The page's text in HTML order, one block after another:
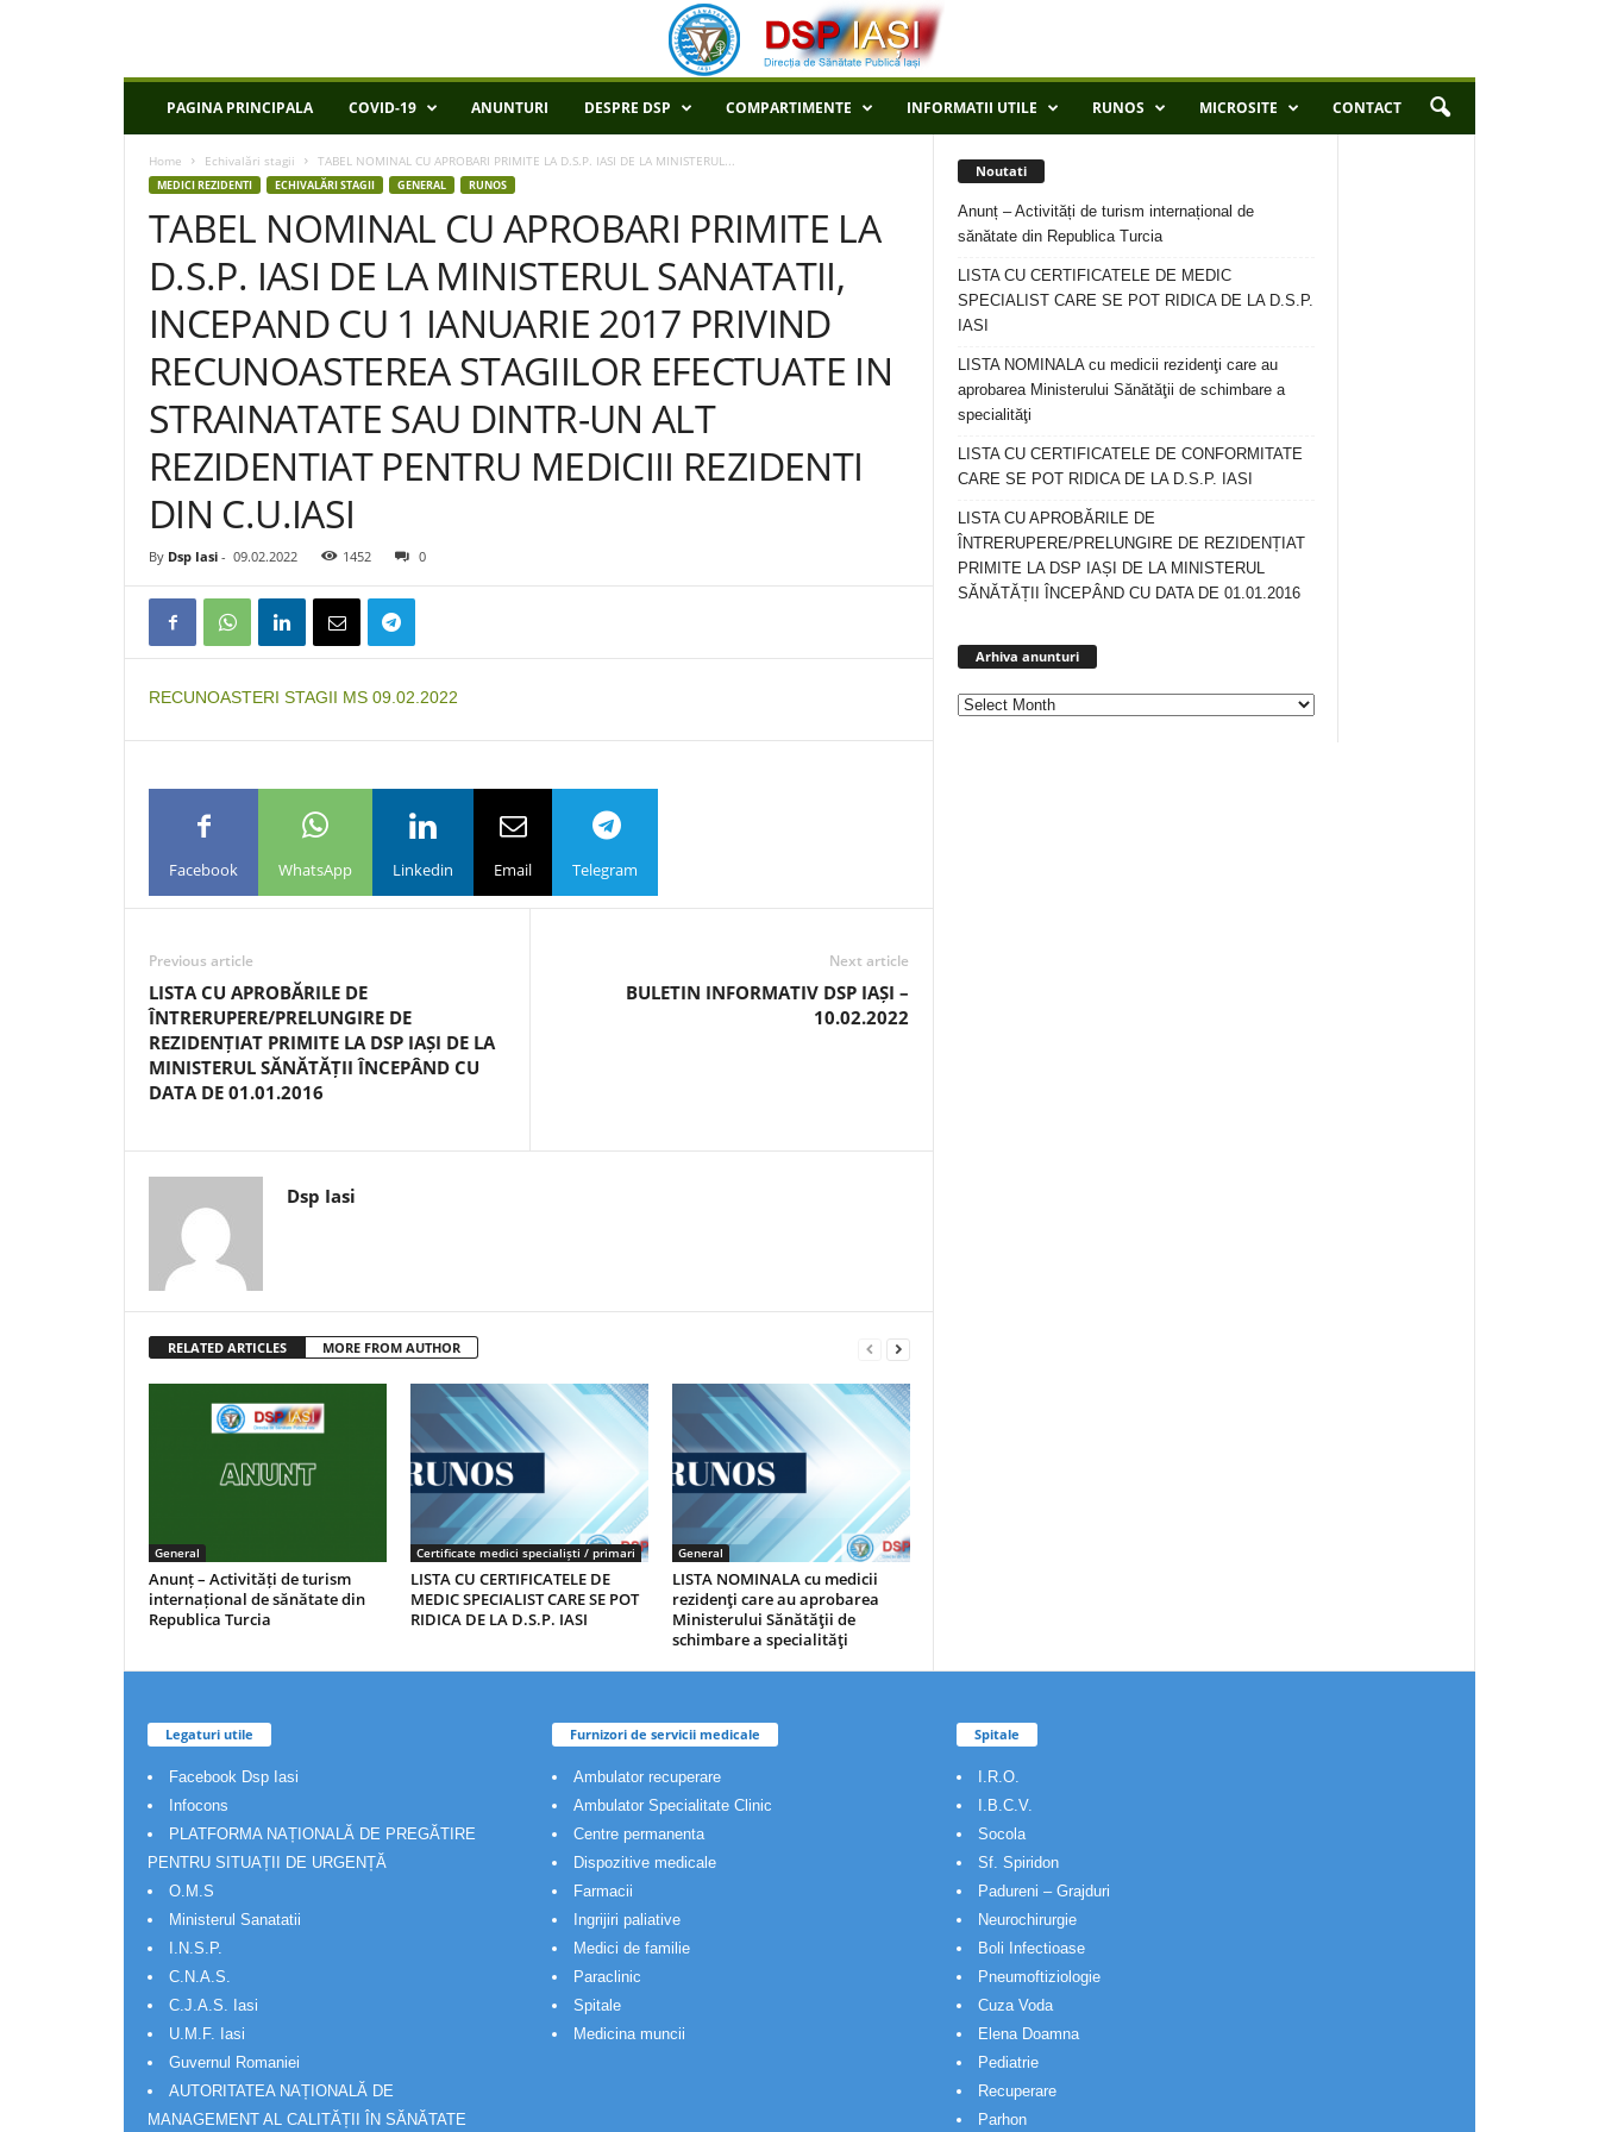
P
PAGINA PRINCIPALA COVID-19 ANUNTURI DESPRE DSP COMPARTIMENTE INFORMATII UTILE RUNOS MICROSITE CONTACT
Home Echivalări stagii TABEL NOMINAL CU APROBARI PRIMITE LA D.S.P. IASI DE LA MINISTERUL...
MEDICI REZIDENTI ECHIVALĂRI STAGII GENERAL RUNOS
TABEL NOMINAL CU APROBARI PRIMITE LA
D.S.P. IASI DE LA MINISTERUL SANATATII,
INCEPAND CU 1 IANUARIE 2017 PRIVIND
RECUNOASTEREA STAGIILOR EFECTUATE IN
STRAINATATE SAU DINTR-UN ALT
REZIDENTIAT PENTRU MEDICIII REZIDENTI
DIN C.U.IASI
By Dsp Iasi - 09.02.2022 1452 0
RECUNOASTERI STAGII MS 09.02.2022
Facebook WhatsApp Linkedin Email Telegram
Previous article
LISTA CU APROBĂRILE DE
ÎNTRERUPERE/PRELUNGIRE DE
REZIDENȚIAT PRIMITE LA DSP IAȘI DE LA
MINISTERUL SĂNĂTĂȚII ÎNCEPÂND CU
DATA DE 01.01.2016
Next article
BULETIN INFORMATIV DSP IAȘI –
10.02.2022
Dsp Iasi
RELATED ARTICLES MORE FROM AUTHOR
General
Anunț – Activități de turism
internațional de sănătate din
Republica Turcia
Certificate medici specialiști / primari
LISTA CU CERTIFICATELE DE
MEDIC SPECIALIST CARE SE POT
RIDICA DE LA D.S.P. IASI
General
LISTA NOMINALA cu medicii
rezidenţi care au aprobarea
Ministerului Sănătăţii de
schimbare a specialităţi
Noutati
Anunț – Activități de turism internațional de
sănătate din Republica Turcia
LISTA CU CERTIFICATELE DE MEDIC
SPECIALIST CARE SE POT RIDICA DE LA D.S.P.
IASI
LISTA NOMINALA cu medicii rezidenţi care au
aprobarea Ministerului Sănătăţii de schimbare a
specialităţi
LISTA CU CERTIFICATELE DE CONFORMITATE
CARE SE POT RIDICA DE LA D.S.P. IASI
LISTA CU APROBĂRILE DE
ÎNTRERUPERE/PRELUNGIRE DE REZIDENȚIAT
PRIMITE LA DSP IAȘI DE LA MINISTERUL
SĂNĂTĂȚII ÎNCEPÂND CU DATA DE 01.01.2016
Arhiva anunturi
Legaturi utile
Facebook Dsp Iasi
Infocons
PLATFORMA NAȚIONALĂ DE PREGĂTIRE
PENTRU SITUAȚII DE URGENȚĂ
O.M.S
Ministerul Sanatatii
I.N.S.P.
C.N.A.S.
C.J.A.S. Iasi
U.M.F. Iasi
Guvernul Romaniei
AUTORITATEA NAȚIONALĂ DE
MANAGEMENT AL CALITĂȚII ÎN SĂNĂTATE
Furnizori de servicii medicale
Ambulator recuperare
Ambulator Specialitate Clinic
Centre permanenta
Dispozitive medicale
Farmacii
Ingrijiri paliative
Medici de familie
Paraclinic
Spitale
Medicina muncii
Spitale
I.R.O.
I.B.C.V.
Socola
Sf. Spiridon
Padureni – Grajduri
Neurochirurgie
Boli Infectioase
Pneumoftiziologie
Cuza Voda
Elena Doamna
Pediatrie
Recuperare
Parhon